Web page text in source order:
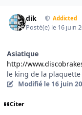
dik Addicted
Posté(e) le 16 juin
Asiatique
http://
le king de la
Modifié le 16 juin
Citer